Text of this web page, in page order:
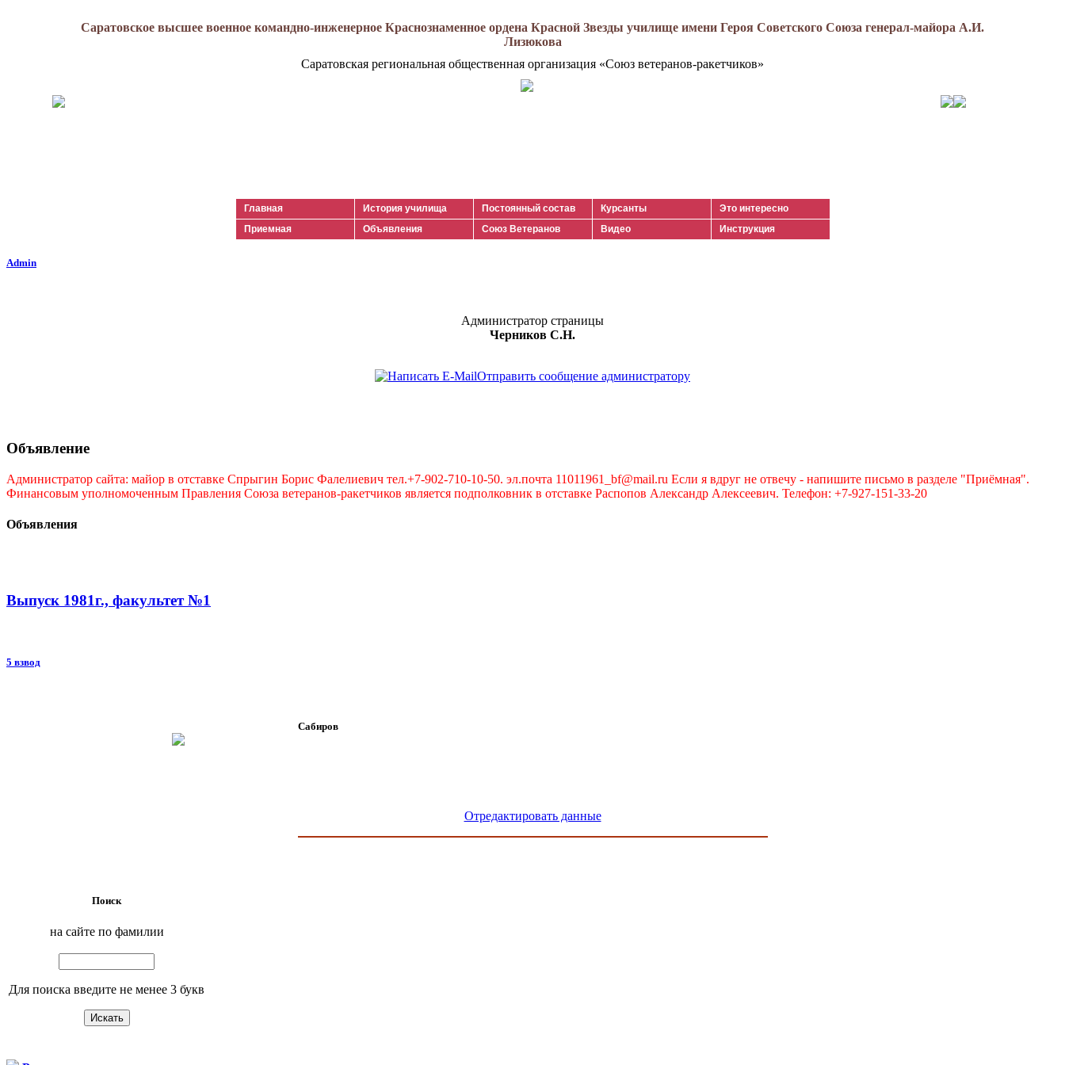
Саратовское высшее военное командно-инженерное Краснознаменное ордена Красной Звезды училище имени Героя Советского Союза генерал-майора А.И.
Лизюкова
Саратовская региональная общественная организация «Союз ветеранов-ракетчиков»
Главная История училища Постоянный состав Курсанты
Это интересно
Приемная
Объявления Союз Ветеранов Видео Инструкция
Admin
Администратор страницы
Черников С.Н.
Отправить сообщение администратору
Объявление
Администратор сайта: майор в отставке Спрыгин Борис Фалелиевич тел.+7-902-710-10-50. эл.почта 11011961_bf@mail.ru Если я вдруг не отвечу - напишите письмо в разделе "Приёмная".
Финансовым уполномоченным Правления Союза ветеранов-ракетчиков является подполковник в отставке Распопов Александр Алексеевич. Телефон: +7-927-151-33-20
Объявления
Выпуск 1981г., факультет №1
5 взвод
Сабиров
Отредактировать данные
Поиск
на сайте по фамилии
Для поиска введите не менее 3 букв